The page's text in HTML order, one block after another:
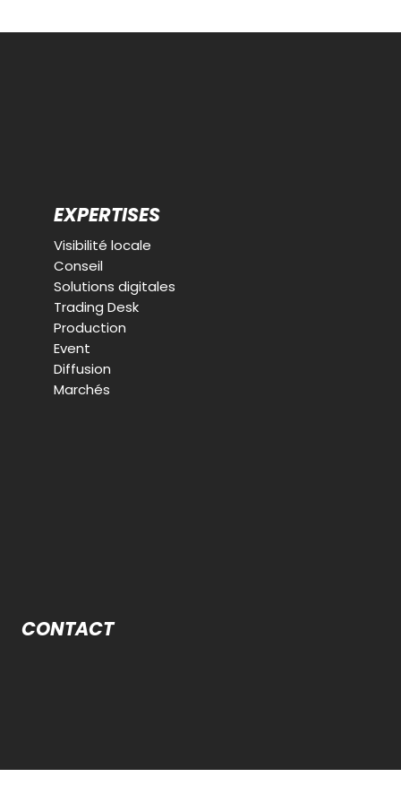
EXPERTISES
Visibilité locale
Conseil
Solutions digitales
Trading Desk
Production
Event
Diffusion
Marchés
CONTACT